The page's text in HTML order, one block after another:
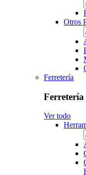
Otros
Ferretería
Ferretería
Ver todo